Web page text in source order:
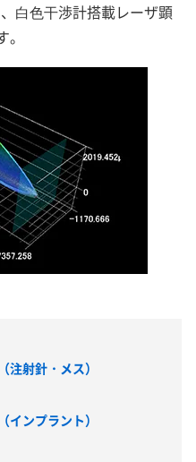
⽩⾊⼲渉計搭載レーザ顕
注射針・メス）
インプラント）